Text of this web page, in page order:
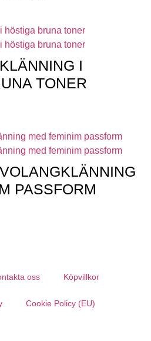
I
TONER
PASSFORM
oss Köpvillkor
Cookie Policy (EU)